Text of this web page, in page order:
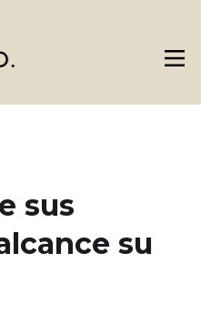
sus
su